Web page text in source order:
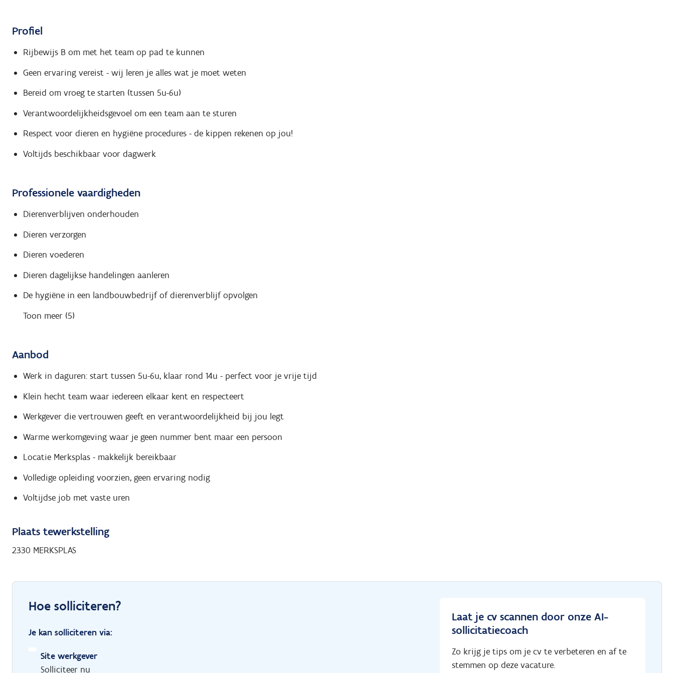
Profiel
Rijbewijs B om met het team op pad te kunnen
Geen ervaring vereist - wij leren je alles wat je moet weten
Bereid om vroeg te starten (tussen 5u-6u)
Verantwoordelijkheidsgevoel om een team aan te sturen
Respect voor dieren en hygiëne procedures - de kippen rekenen op jou!
Voltijds beschikbaar voor dagwerk
Professionele vaardigheden
Dierenverblijven onderhouden
Dieren verzorgen
Dieren voederen
Dieren dagelijkse handelingen aanleren
De hygiëne in een landbouwbedrijf of dierenverblijf opvolgen
Toon meer (5)
Aanbod
Werk in daguren: start tussen 5u-6u, klaar rond 14u - perfect voor je vrije tijd
Klein hecht team waar iedereen elkaar kent en respecteert
Werkgever die vertrouwen geeft en verantwoordelijkheid bij jou legt
Warme werkomgeving waar je geen nummer bent maar een persoon
Locatie Merksplas - makkelijk bereikbaar
Volledige opleiding voorzien, geen ervaring nodig
Voltijdse job met vaste uren
Plaats tewerkstelling
2330 MERKSPLAS
Hoe solliciteren?
Je kan solliciteren via:
Site werkgever
Solliciteer nu
Laat je cv scannen door onze AI-
sollicitatiecoach
Zo krijg je tips om je cv te verbeteren en af te
stemmen op deze vacature.